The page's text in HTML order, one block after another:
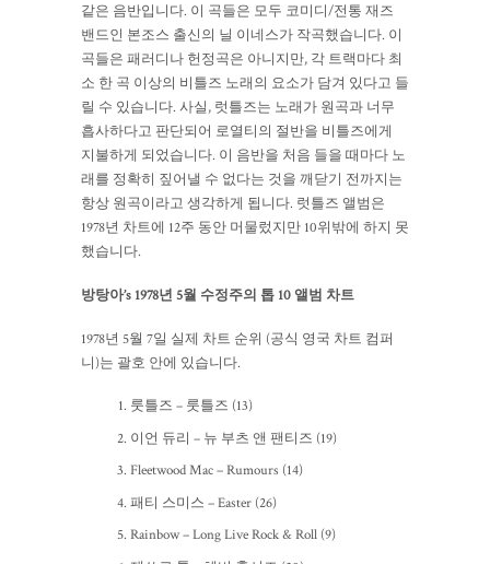
같은 음반입니다. 이 곡들은 모두 코미디/전통 재즈
밴드인 본조스 출신의 닐 이네스가 작곡했습니다. 이
곡들은 패러디나 헌정곡은 아니지만, 각 트랙마다 최
소 한 곡 이상의 비틀즈 노래의 요소가 담겨 있다고 들
릴 수 있습니다. 사실, 럿틀즈는 노래가 원곡과 너무
흡사하다고 판단되어 로열티의 절반을 비틀즈에게
지불하게 되었습니다. 이 음반을 처음 들을 때마다 노
래를 정확히 짚어낼 수 없다는 것을 깨닫기 전까지는
항상 원곡이라고 생각하게 됩니다. 럿틀즈 앨범은
1978년 차트에 12주 동안 머물렀지만 10위밖에 하지 못
했습니다.
방탕아’s 1978년 5월 수정주의 톱 10 앨범 차트
1978년 5월 7일 실제 차트 순위 (공식 영국 차트 컴퍼
니)는 괄호 안에 있습니다.
룻틀즈 – 룻틀즈 (13)
이언 듀리 – 뉴 부츠 앤 팬티즈 (19)
Fleetwood Mac – Rumours (14)
패티 스미스 – Easter (26)
Rainbow – Long Live Rock & Roll (9)